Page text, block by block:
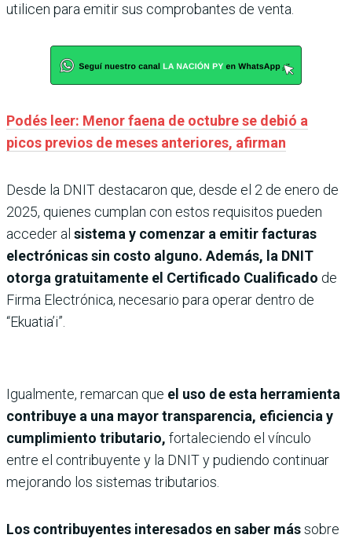
utilicen para emitir sus comprobantes de venta.
Podés leer: Menor faena de octubre se debió a
picos previos de meses anteriores, afirman
Desde la DNIT destacaron que, desde el 2 de enero de
2025, quienes cumplan con estos requisitos pueden
acceder al sistema y comenzar a emitir facturas
electrónicas sin costo alguno. Además, la DNIT
otorga gratuitamente el Certificado Cualificado de
Firma Electrónica, necesario para operar dentro de
“Ekuatia’i”.
Igualmente, remarcan que el uso de esta herramienta
contribuye a una mayor transparencia, eficiencia y
cumplimiento tributario, fortaleciendo el vínculo
entre el contribuyente y la DNIT y pudiendo continuar
mejorando los sistemas tributarios.
Los contribuyentes interesados en saber mássobre